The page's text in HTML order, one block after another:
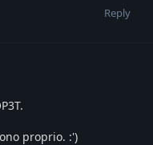
Reply
proprio. :')